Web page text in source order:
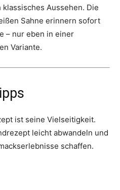
Aussehen. Die
Sahne erinnern sofort
– nur eben in einer
Variante.
ist seine Vielseitigkeit.
leicht abwandeln und
schaffen.